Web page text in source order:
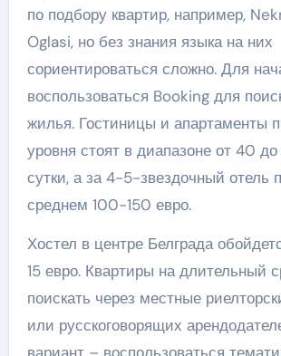
по подбору квартир, например,
Oglasi, но без знания языка на них
сориентироваться сложно. Для
воспользоваться Booking для
жилья. Гостиницы и апартаменты
уровня стоят в диапазоне от 40
сутки, а за 4-5-звездочный отель
среднем 100-150 евро.
Хостел в центре Белграда
15 евро. Квартиры на длительный
поискать через местные
или русскоговорящих